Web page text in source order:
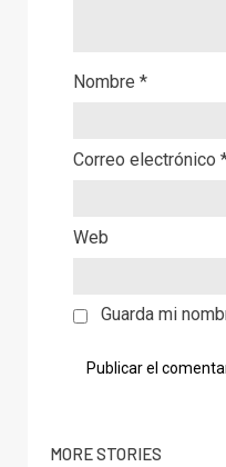
Nombre *
Correo electrónico
Web
Guarda mi
MORE STORIES